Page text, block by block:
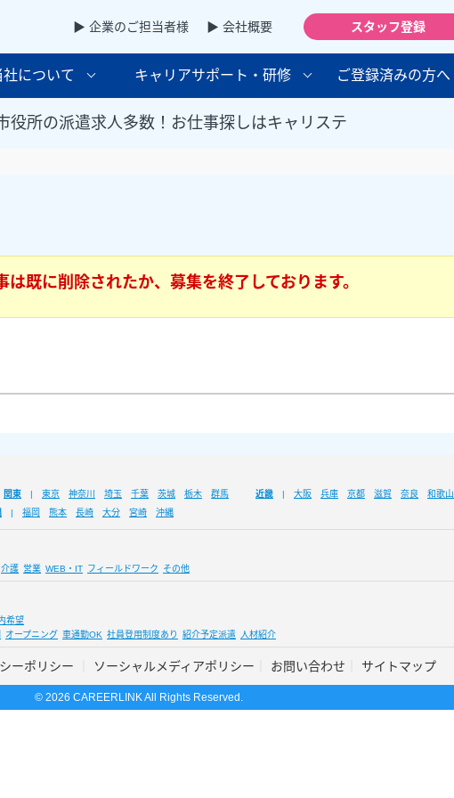
▶ 企業のご担当者様 ▶ 会社概要 スタッフ登録
社について キャリアサポート・研修 ご登録済みの方へ
役所の派遣求人多数！お仕事探しはキャリステ
は既に削除されたか、募集を終了しております。
関東 東京 神奈川 埼玉 千葉 茨城 栃木 群馬 近畿 大阪 兵庫 京都 滋賀 奈良
和歌山
福岡 熊本 長崎 大分 宮崎 沖縄
介護 営業 WEB・IT フィールドワーク その他
希望
オープニング 車通勤OK 社員登用制度あり 紹介予定派遣 人材紹介
ーポリシー ソーシャルメディアポリシー お問い合わせ サイトマップ
© 2026 CAREERLINK All Rights Reserved.